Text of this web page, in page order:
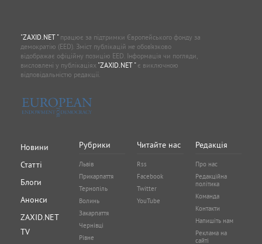
"ZAXID.NET "працює за підтримки Європейського фонду за
демократію (EED). Зміст публікацій не обов’язково
відображає офіційну позицію EED. Інформація чи погляди,
висловлені у публікаціях "ZAXID.NET "є виключною
відповідальністю редакції.
Новини
Статті
Блоги
Анонси
ZAXID.NET
TV
Рубрики
Львів
Прикарпаття
Тернопіль
Волинь
Закарпаття
Чернівці
Рівне
Читайте нас
Rss
Facebook
Twitter
YouTube
Редакція
Про нас
Редакційна
політика
Команда
Контакти
Напишіть нам
Реклама на
сайті